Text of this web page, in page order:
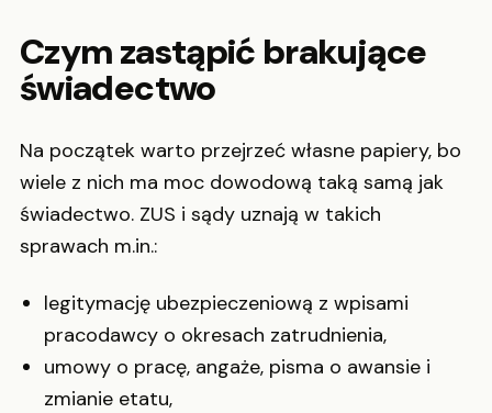
Czym zastąpić brakujące
świadectwo
Na początek warto przejrzeć własne papiery, bo
wiele z nich ma moc dowodową taką samą jak
świadectwo. ZUS i sądy uznają w takich
sprawach m.in.:
legitymację ubezpieczeniową z wpisami
pracodawcy o okresach zatrudnienia,
umowy o pracę, angaże, pisma o awansie i
zmianie etatu,